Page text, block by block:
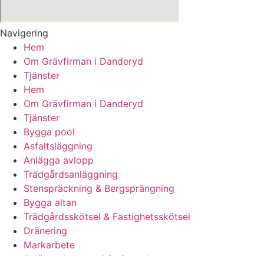
Navigering
Hem
Om Grävfirman i Danderyd
Tjänster
Hem
Om Grävfirman i Danderyd
Tjänster
Bygga pool
Asfaltsläggning
Anlägga avlopp
Trädgårdsanläggning
Stenspräckning & Bergsprängning
Bygga altan
Trädgårdsskötsel & Fastighetsskötsel
Dränering
Markarbete